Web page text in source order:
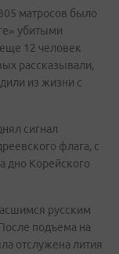
матросов было
убитыми
12 человек
рассказывали,
из жизни с
сигнал
флага, с
дно Корейского
русским
подъема на
отслужена лития